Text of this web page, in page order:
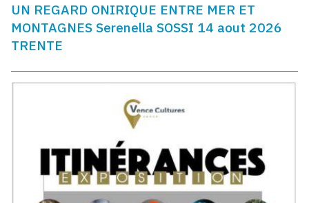
UN REGARD ONIRIQUE ENTRE MER ET
MONTAGNES Serenella SOSSI 14 aout 2026
TRENTE